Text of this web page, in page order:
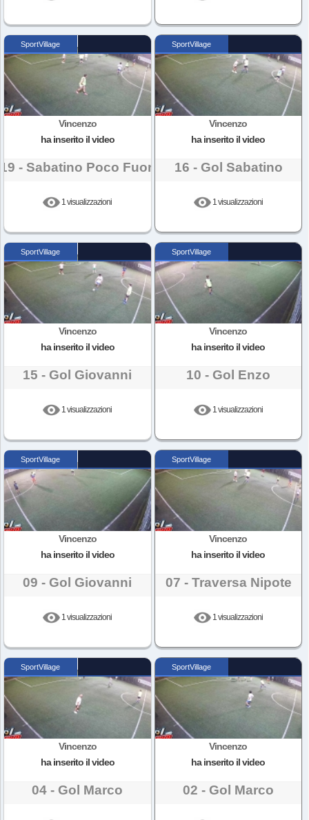
SportVillage
Vincenzo
ha inserito il video
19 - Sabatino Poco Fuori
1 visualizzazioni
SportVillage
Vincenzo
ha inserito il video
16 - Gol Sabatino
1 visualizzazioni
SportVillage
Vincenzo
ha inserito il video
15 - Gol Giovanni
1 visualizzazioni
SportVillage
Vincenzo
ha inserito il video
10 - Gol Enzo
1 visualizzazioni
SportVillage
Vincenzo
ha inserito il video
09 - Gol Giovanni
1 visualizzazioni
SportVillage
Vincenzo
ha inserito il video
07 - Traversa Nipote
1 visualizzazioni
SportVillage
Vincenzo
ha inserito il video
04 - Gol Marco
SportVillage
Vincenzo
ha inserito il video
02 - Gol Marco